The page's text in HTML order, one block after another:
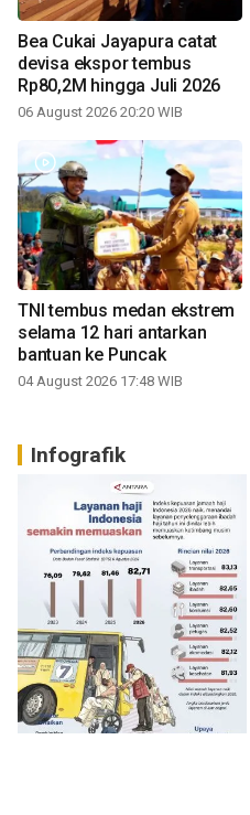
Bea Cukai Jayapura catat
devisa ekspor tembus
Rp80,2M hingga Juli 2026
06 August 2026 20:20 WIB
TNI tembus medan ekstrem
selama 12 hari antarkan
bantuan ke Puncak
04 August 2026 17:48 WIB
Infografik